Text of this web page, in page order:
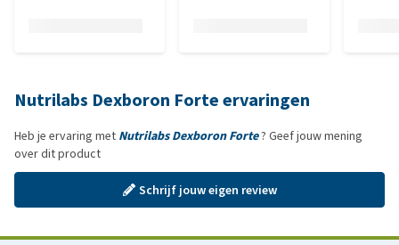
Nutrilabs Dexboron Forte ervaringen
Heb je ervaring met Nutrilabs Dexboron Forte? Geef jouw mening
over dit product
Schrijf jouw eigen review